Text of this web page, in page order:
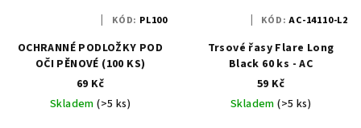
OCHRANNÉ PODLOŽKY POD
OČI PĚNOVÉ (100 KS)
69 Kč
Skladem(>5 ks)
KÓD: PL100
Trsové řasy Flare Long
Black 60 ks - AC
59 Kč
Skladem(>5 ks)
KÓD:AC-14110-L2